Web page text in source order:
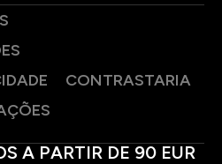
CONTRASTARIA
A PARTIR DE 90 EUR